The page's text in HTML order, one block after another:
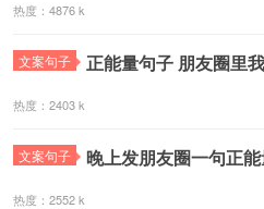
热度：4876 k
文案句子 正能量句子 朋友圈里
热度：2403 k
文案句子 晚上发朋友圈一句正
热度：2552 k